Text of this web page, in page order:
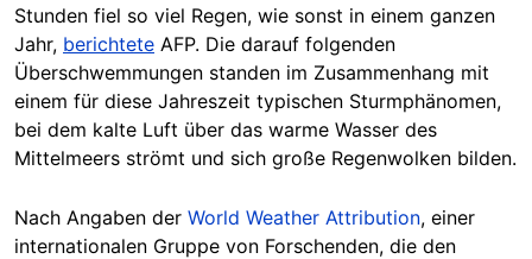
Stunden fiel so viel Regen, wie sonst in einem ganzen
Jahr, berichtete AFP. Die darauf folgenden
Überschwemmungen standen im Zusammenhang mit
einem für diese Jahreszeit typischen Sturmphänomen,
bei dem kalte Luft über das warme Wasser des
Mittelmeers strömt und sich große Regenwolken bilden.
Nach Angaben der World Weather Attribution, einer
internationalen Gruppe von Forschenden, die den